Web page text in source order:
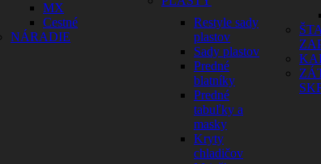
MX
Cestné
NÁRADIE
Restyle sady
plastov
Sady plastov
Predné
blatníky
Predné
tabuľky a
masky
Kryty
chladičov